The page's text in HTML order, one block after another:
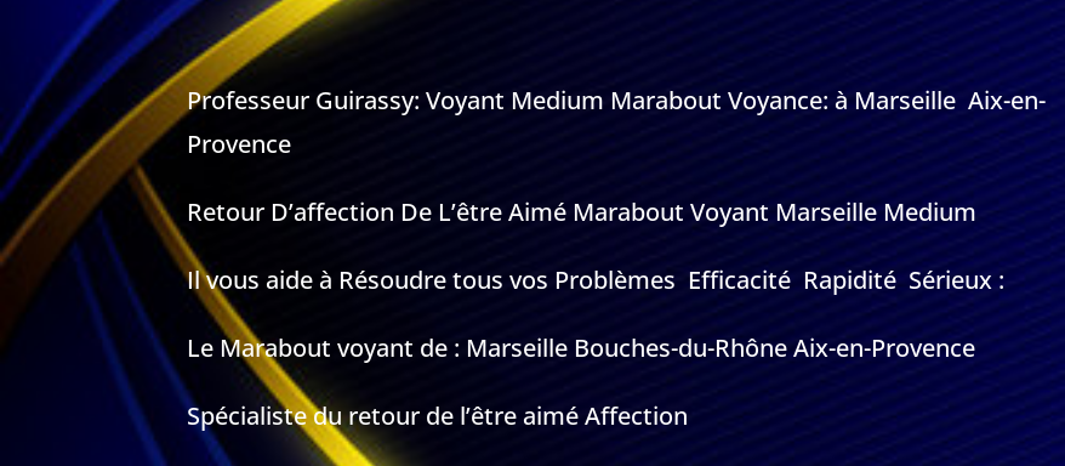
Professeur Guirassy: Voyant Medium Marabout Voyance: à Marseille Aix-en-
Provence
Retour D’affection De L’être Aimé Marabout Voyant Marseille Medium
Il vous aide à Résoudre tous vos Problèmes Efficacité Rapidité Sérieux :
Le Marabout voyant de : Marseille Bouches-du-Rhône Aix-en-Provence
Spécialiste du retour de l’être aimé Affection